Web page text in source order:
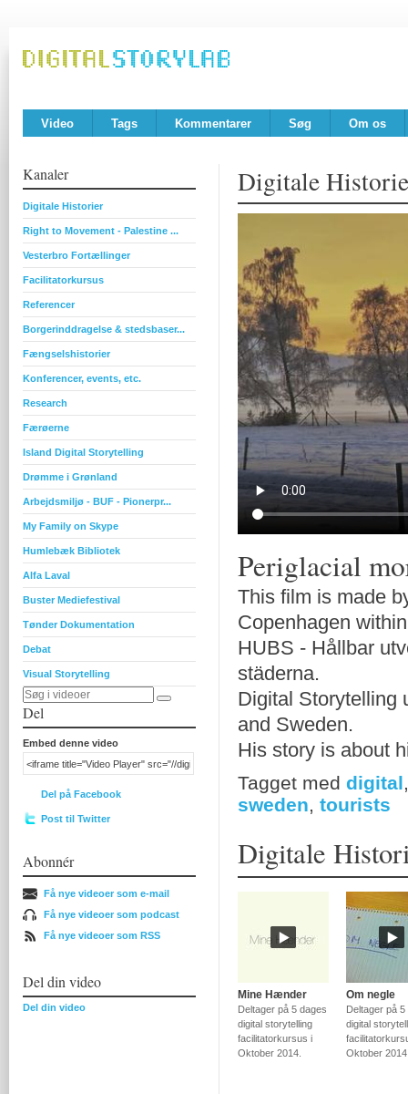
Video Tags Kommentarer Søg Om os
Kanaler
Digitale Historier
Right to Movement - Palestine ...
Vesterbro Fortællinger
Facilitatorkursus
Referencer
Borgerinddragelse & stedsbaser...
Fængselshistorier
Konferencer, events, etc.
Research
Færøerne
Island Digital Storytelling
Drømme i Grønland
Arbejdsmiljø - BUF - Pionerpr...
My Family on Skype
Humlebæk Bibliotek
Alfa Laval
Buster Mediefestival
Tønder Dokumentation
Debat
Visual Storytelling
Del
Embed denne video
Del på Facebook
Post til Twitter
Abonnér
Få nye videoer som e-mail
Få nye videoer som podcast
Få nye videoer som RSS
Del din video
Del din video
Digitale
Periglacial
This film is made
Copenhagen
HUBS - Hållbar
städerna.
Digital Storytelling
and Sweden.
His story is about
Tagget med digital
sweden, tourists
Digitale
Mine Hænder
Deltager på 5 dages
digital storytelling
facilitatorkursus i
Oktober 2014.
Om negle
Deltager på 5
digital
Oktober